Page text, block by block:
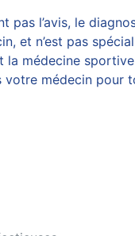
l’avis, le
et n’est pas
la médecine
médecin pour